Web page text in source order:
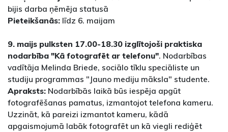
bijis darba ņēmēja statusā
Pieteikšanās: līdz 6. maijam
9. maijs pulksten 17.00-18.30 izglītojoši praktiska
nodarbība "Kā fotografēt ar telefonu". Nodarbības
vadītāja Melinda Briede, sociālo tīklu speciāliste un
studiju programmas "Jauno mediju māksla" studente.
Apraksts: Nodarbībās laikā būs iespēja apgūt
fotografēšanas pamatus, izmantojot telefona kameru.
Uzzināt, kā pareizi izmantot kameru, kādā
apgaismojumā labāk fotografēt un kā viegli rediģēt